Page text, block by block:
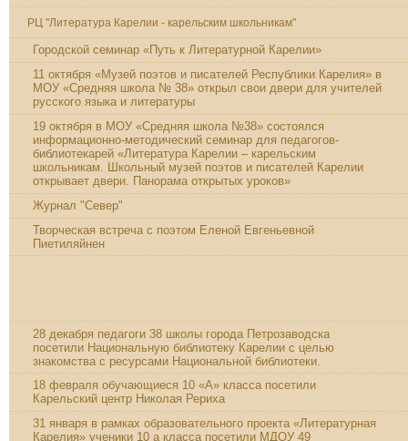
РЦ "Литература Карелии - карельским школьникам"
Городской семинар «Путь к Литературной Карелии»
11 октября «Музей поэтов и писателей Республики Карелия» в
МОУ «Средняя школа № 38» открыл свои двери для учителей
русского языка и литературы
19 октября в МОУ «Средняя школа №38» состоялся
информационно-методический семинар для педагогов-
библиотекарей «Литература Карелии – карельским
школьникам. Школьный музей поэтов и писателей Карелии
открывает двери. Панорама открытых уроков»
Журнал "Север"
Творческая встреча с поэтом Еленой Евгеньевной
Пиетиляйнен
28 декабря педагоги 38 школы города Петрозаводска
посетили Национальную библиотеку Карелии с целью
знакомства с ресурсами Национальной библиотеки.
18 февраля обучающиеся 10 «А» класса посетили
Карельский центр Николая Рериха
31 января в рамках образовательного проекта «Литературная
Карелия» ученики 10 а класса посетили МДОУ 49